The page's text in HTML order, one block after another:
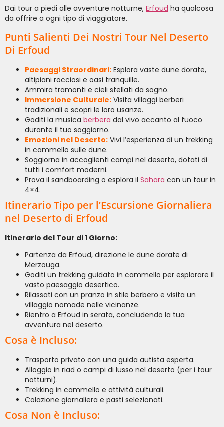
Dai tour a piedi alle avventure notturne, Erfoud ha qualcosa
da offrire a ogni tipo di viaggiatore.
Punti Salienti Dei Nostri Tour Nel Deserto
Di Erfoud
Paesaggi Straordinari: Esplora vaste dune dorate,
altipiani rocciosi e oasi tranquille.
Ammira tramonti e cieli stellati da sogno.
Immersione Culturale: Visita villaggi berberi
tradizionali e scopri le loro usanze.
Goditi la musica berbera dal vivo accanto al fuoco
durante il tuo soggiorno.
Emozioni nel Deserto: Vivi l’esperienza di un trekking
in cammello sulle dune.
Soggiorna in accoglienti campi nel deserto, dotati di
tutti i comfort moderni.
Prova il sandboarding o esplora il Sahara con un tour in
4×4.
Itinerario Tipo per l’Escursione Giornaliera
nel Deserto di Erfoud
Itinerario del Tour di 1 Giorno:
Partenza da Erfoud, direzione le dune dorate di
Merzouga.
Goditi un trekking guidato in cammello per esplorare il
vasto paesaggio desertico.
Rilassati con un pranzo in stile berbero e visita un
villaggio nomade nelle vicinanze.
Rientro a Erfoud in serata, concludendo la tua
avventura nel deserto.
Cosa è Incluso:
Trasporto privato con una guida autista esperta.
Alloggio in riad o campi di lusso nel deserto (per i tour
notturni).
Trekking in cammello e attività culturali.
Colazione giornaliera e pasti selezionati.
Cosa Non è Incluso: